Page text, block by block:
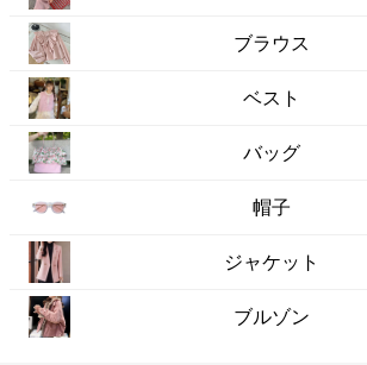
ブラウス
ベスト
バッグ
帽子
ジャケット
ブルゾン